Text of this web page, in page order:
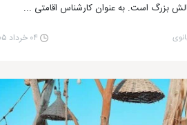
شمار می‌رفت ولی از این تاریخ به بعد بود
ایران دارد.
بزرگ است. به عنوان کارشناس اقامتی ...
۰۴ خرداد ۰۵